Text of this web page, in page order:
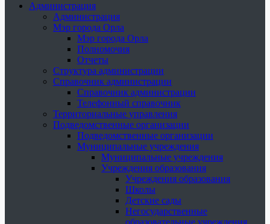
Администрация
Администрация
Мэр города Орла
Мэр города Орла
Полномочия
Отчеты
Структура администрации
Справочник администрации
Справочник администрации
Телефонный справочник
Территориальные управления
Подведомственные организации
Подведомственные организации
Муниципальные учреждения
Муниципальные учреждения
Учреждения образования
Учреждения образования
Школы
Детские сады
Негосударственные
образовательные учреждения